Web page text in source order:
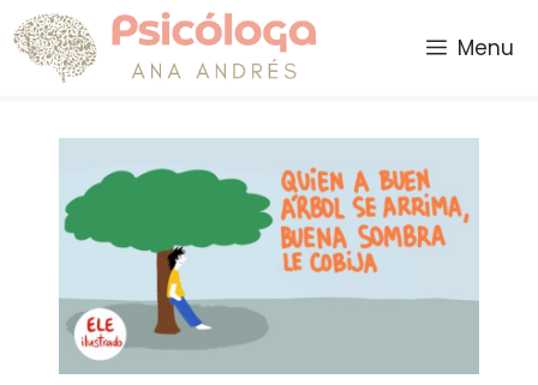
Saltar
al
contenido
Menu